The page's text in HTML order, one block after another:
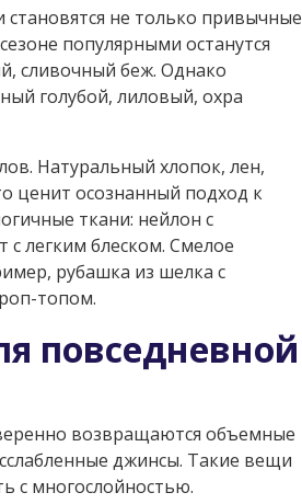
не только привычные
популярными останутся
сливочный беж. Однако
голубой, лиловый, охра
Натуральный хлопок, лен,
ценит осознанный подход к
ткани: нейлон с
легким блеском. Смелое
рубашка из шелка с
топом.
повседневной
возвращаются объемные
джинсы. Такие вещи
с многослойностью.